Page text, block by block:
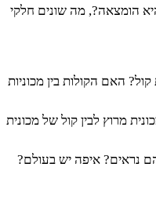
הומצאה?, מה שונים חלקי
האם הקולות בין מכוניות
מרוץ לבין קול של מכונית
נראים? איפה יש בעולם?